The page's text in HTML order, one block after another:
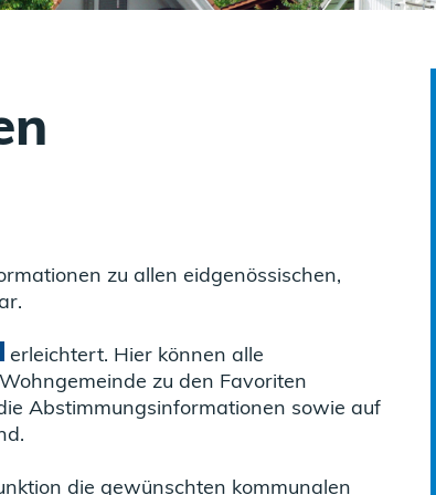
Link wird in einem neuen Fenster geöffnet.
zu allen eidgenössischen,
Link wird in einem neuen Fenster
erleichtert. Hier können alle
zu den Favoriten
Abstimmungsinformationen sowie auf
die gewünschten kommunalen